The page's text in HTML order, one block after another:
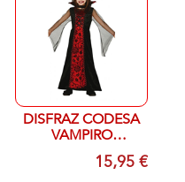
DISFRAZ CODESA
VAMPIRO
INFANTIL T- 7/9
AÑOS15,95 €